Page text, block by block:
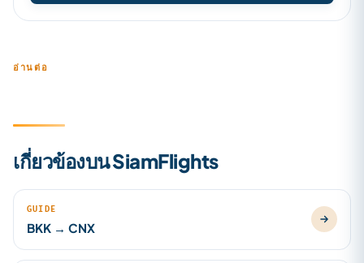
อ่านต่อ
เกี่ยวข้องบน SiamFlights
GUIDE
BKK → CNX